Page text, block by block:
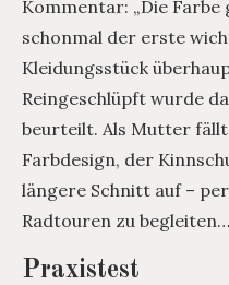
Kommentar: „Die Farbe
schonmal der erste
Kleidungsstück
Reingeschlüpft wurde
beurteilt. Als Mutter
Farbdesign, der
längere Schnitt auf –
Radtouren zu begleiten…
Praxistest